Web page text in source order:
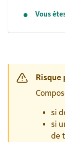
Vous
Risque
si
si
de